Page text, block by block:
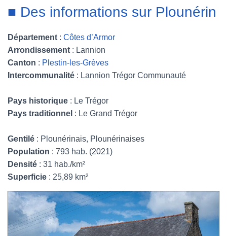
■ Des informations sur Plounérin
Département : Côtes d’Armor
Arrondissement : Lannion
Canton : Plestin-les-Grèves
Intercommunalité : Lannion Trégor Communauté
Pays historique : Le Trégor
Pays traditionnel : Le Grand Trégor
Gentilé : Plounérinais, Plounérinaises
Population : 793 hab. (2021)
Densité : 31 hab./km²
Superficie : 25,89 km²